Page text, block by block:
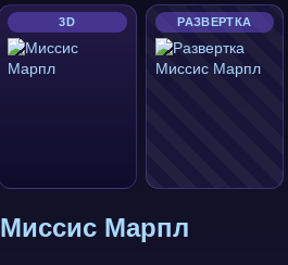
3D РАЗВЕРТКА
Миссис Марпл